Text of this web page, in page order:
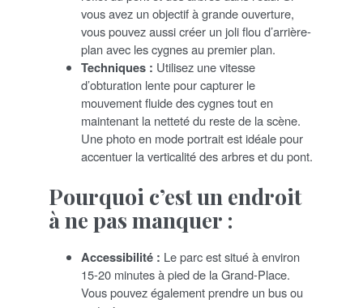
vous avez un objectif à grande ouverture,
vous pouvez aussi créer un joli flou d’arrière-
plan avec les cygnes au premier plan.
Techniques : Utilisez une vitesse
d’obturation lente pour capturer le
mouvement fluide des cygnes tout en
maintenant la netteté du reste de la scène.
Une photo en mode portrait est idéale pour
accentuer la verticalité des arbres et du pont.
Pourquoi c’est un endroit
à ne pas manquer :
Accessibilité : Le parc est situé à environ
15-20 minutes à pied de la Grand-Place.
Vous pouvez également prendre un bus ou